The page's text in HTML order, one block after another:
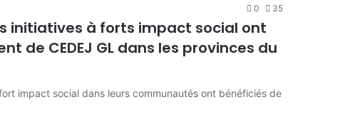
0 35
initiatives à forts impact social ont
de CEDEJ GL dans les provinces du
impact social dans leurs communautés ont bénéficiés de